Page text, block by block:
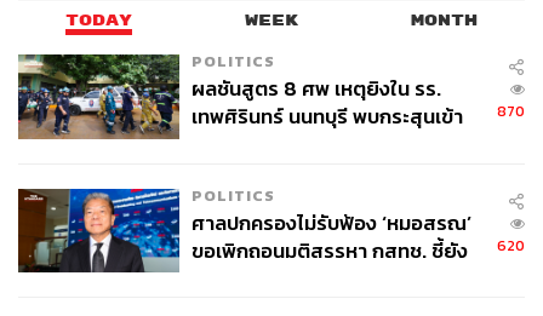
Driving Crypto Adoption in Thailand: การนำคริ
ปโตมาใช้ในชีวิตประจำวันของคนไทย
Meme Coins: Fad or Financial Revolution?:
กระแสชั่วคราวหรือการปฏิวัติการเงิน?
สำรวจระบบนิเวศของเกมในยุค Web3 ที่จะ
และนักลงทุนไปตลอดกาล ที่หัวข้อ Who Owns
the Game? Power, Profit, and Possibility in
Web3 Gaming
Investment Thesis 2025 ครบจบประเด็นการ
TODAY WEEK MONTH
POLITICS
ผลชันสูตร 8 ศพ เหตุยิงใน รร.
เทพศิรินทร์ นนทบุรี พบกระสุนเข้า
870
POLITICS
ศาลปกครองไม่รับฟ้อง ‘หมอสรณ’
ขอเพิกถอนมติสรรหา กสทช. ชี้ยัง
620